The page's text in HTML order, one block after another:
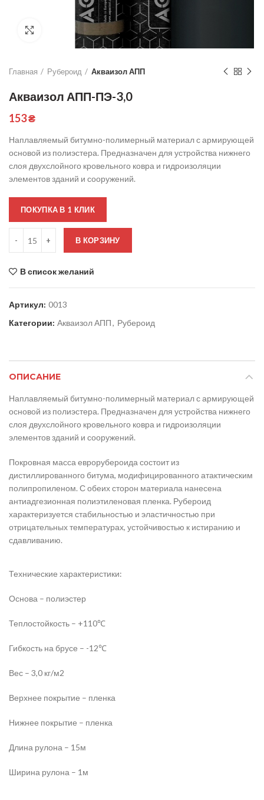
Click to enlarge
Главная Рубероид Акваизол АПП
Акваизол АПП-ПЭ-3,0
153₴
Наплавляемый битумно-полимерный материал с армирующей
основой из полиэстера. Предназначен для устройства нижнего
слоя двухслойного кровельного ковра и гидроизоляции
элементов зданий и сооружений.
ПОКУПКА В 1 КЛИК
В КОРЗИНУ
В список желаний
Артикул: 0013
Категории: Акваизол АПП, Рубероид
ОПИСАНИЕ
Наплавляемый битумно-полимерный материал с армирующей
основой из полиэстера. Предназначен для устройства нижнего
слоя двухслойного кровельного ковра и гидроизоляции
элементов зданий и сооружений.
Покровная масса еврорубероида состоит из
дистиллированного битума, модифицированного атактическим
полипропиленом. С обеих сторон материала нанесена
антиадгезионная полиэтиленовая пленка. Рубероид
характеризуется стабильностью и эластичностью при
отрицательных температурах, устойчивостью к истиранию и
сдавливанию.
Технические характеристики:
Основа – полиэстер
Теплостойкость – +110℃
Гибкость на брусе – -12℃
Вес – 3,0 кг/м2
Верхнее покрытие – пленка
Нижнее покрытие – пленка
Длина рулона – 15м
Ширина рулона – 1м